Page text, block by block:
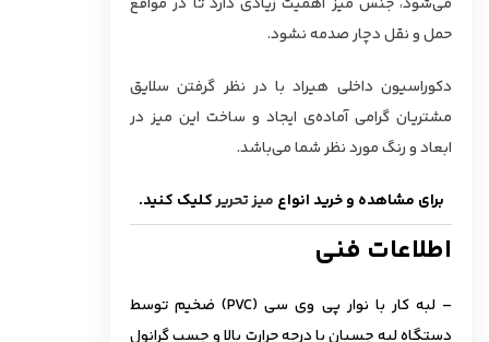
حمل و نقل دچار صدمه نشود.
دکوراسیون داخلی هیراد با در نظر گرفتن سلایق
مشتریان گرامی آماده‌‌ی ایجاد و ساخت این میز در
ابعاد و رنگ مورد نظر شما می‌باشد.
برای مشاهده و خرید انواع میز تحریرکلیک کنید.
اطلاعات فنی
– لبه کار با نوار پی وی سی (PVC) ضخیم توسط
دستگاه لبه چسبان با درجه حرارت بالا و چسب گرانول